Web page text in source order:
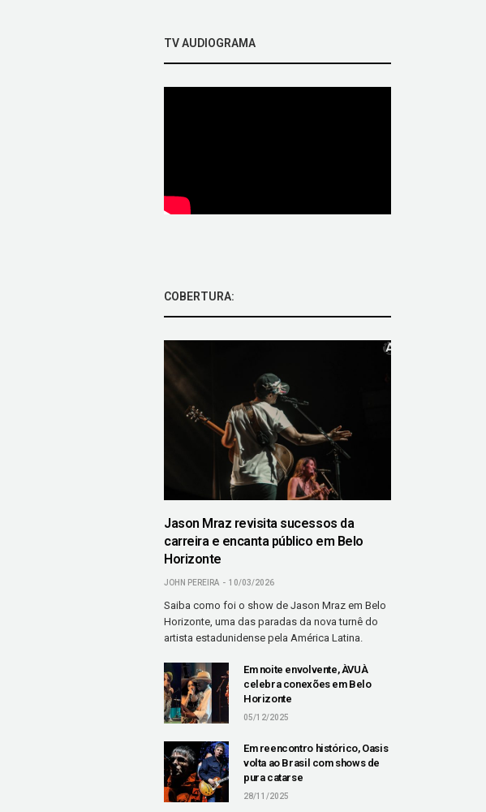
TV AUDIOGRAMA
COBERTURA:
Jason Mraz revisita sucessos da
carreira e encanta público em Belo
Horizonte
JOHN PEREIRA 10/03/2026
Saiba como foi o show de Jason Mraz em Belo
Horizonte, uma das paradas da nova turnê do
artista estadunidense pela América Latina.
Em noite envolvente, ÀVUÀ
celebra conexões em Belo
Horizonte
05/12/2025
Em reencontro histórico, Oasis
volta ao Brasil com shows de
pura catarse
28/11/2025